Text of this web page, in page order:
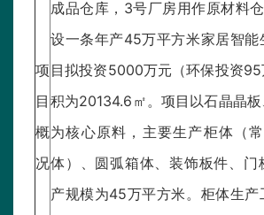
项
目
概
况
成品仓库，3号厂房用作原材料
设一条年产45万平方米家居智能
目拟投资5000万元（环保投资
积为20134.6㎡。项目以石晶晶
为核心原料，主要生产柜体（
体）、圆弧箱体、装饰板件、门
产规模为45万平方米。柜体生产